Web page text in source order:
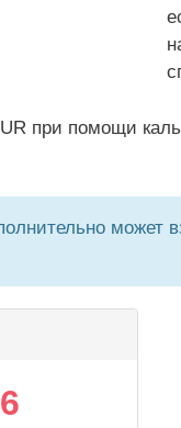
при помощи
может